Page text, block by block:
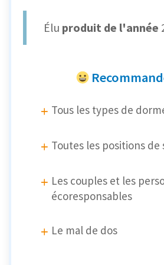
Élu produit de l'année
Tous les types de
Toutes les positions de
Les couples et les
écoresponsables
Le mal de dos